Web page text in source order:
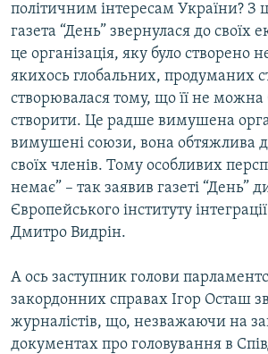
КРИМ РЕАЛІЇ
РУС
УКР
КТАТ
ДОЛУЧАЙСЯ!
Усі сайти RFE/RL
політичним інтересам України?
газета “День” звернулася до своїх
це організація, яку було створено
якихось глобальних, продуманих
створювалася тому, що її не можна
створити. Це радше вимушена
вимушені союзи, вона обтяжлива
своїх членів. Тому особливих
немає” – так заявив газеті “День”
Європейського інституту
Дмитро Видрін.
А ось заступник голови
закордонних справах Ігор Осташ
журналістів, що, незважаючи на
документах про головування в